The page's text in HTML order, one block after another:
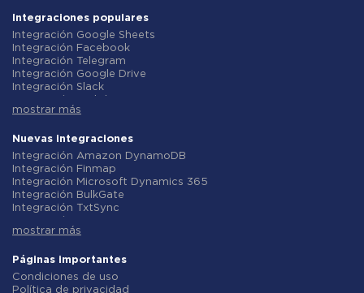
Integraciones populares
Integración Google Sheets
Integración Facebook
Integración Telegram
Integración Google Drive
Integración Slack
Integración Gmail
Integración ClickUp
Integración Airtable
Integración Google Contacts
Integración OpenAI (ChatGPT)
Integración Instagram
Integración ActiveCampaign
Integración Typeform
Integración Salesforce CRM
Integración Notion
Integración AWeber
mostrar más
Nuevas integraciones
Integración Amazon DynamoDB
Integración Finmap
Integración Microsoft Dynamics 365
Integración BulkGate
Integración TxtSync
Integración Corezoid
Integración Instasent
Integración AtomPark
Integración TXTImpact
mostrar más
Páginas importantes
Condiciones de uso
Política de privacidad